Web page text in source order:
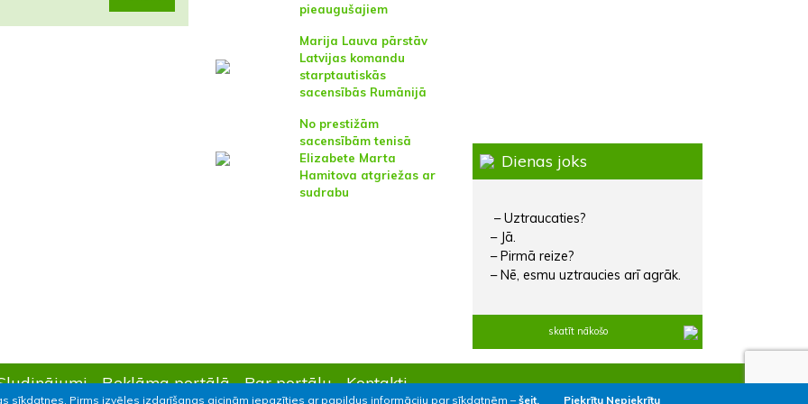
sīkdatnes. Pirms izvēles izdarīšanas aicinām iepazīties ar papildus informāciju par sīkdatnēm – šeit. Piekrītu Nepiekrītu
pieaugušajiem
Marija Lauva pārstāv
Latvijas komandu
starptautiskās
sacensībās Rumānijā
No prestižām
sacensībām tenisā
Elizabete Marta
Hamitova atgriežas ar
sudrabu
Dienas joks
– Uztraucaties?
– Jā.
– Pirmā reize?
– Nē, esmu uztraucies arī agrāk.
skatīt nākošo
Reklāma portālā Par portālu Kontakti